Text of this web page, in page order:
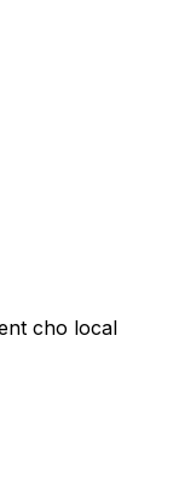
cho local